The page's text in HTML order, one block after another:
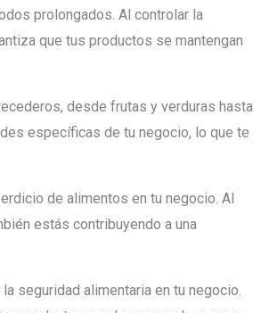
prolongados. Al controlar la
que tus productos se mantengan
desde frutas y verduras hasta
específicas de tu negocio, lo que te
de alimentos en tu negocio. Al
estás contribuyendo a una
seguridad alimentaria en tu negocio.